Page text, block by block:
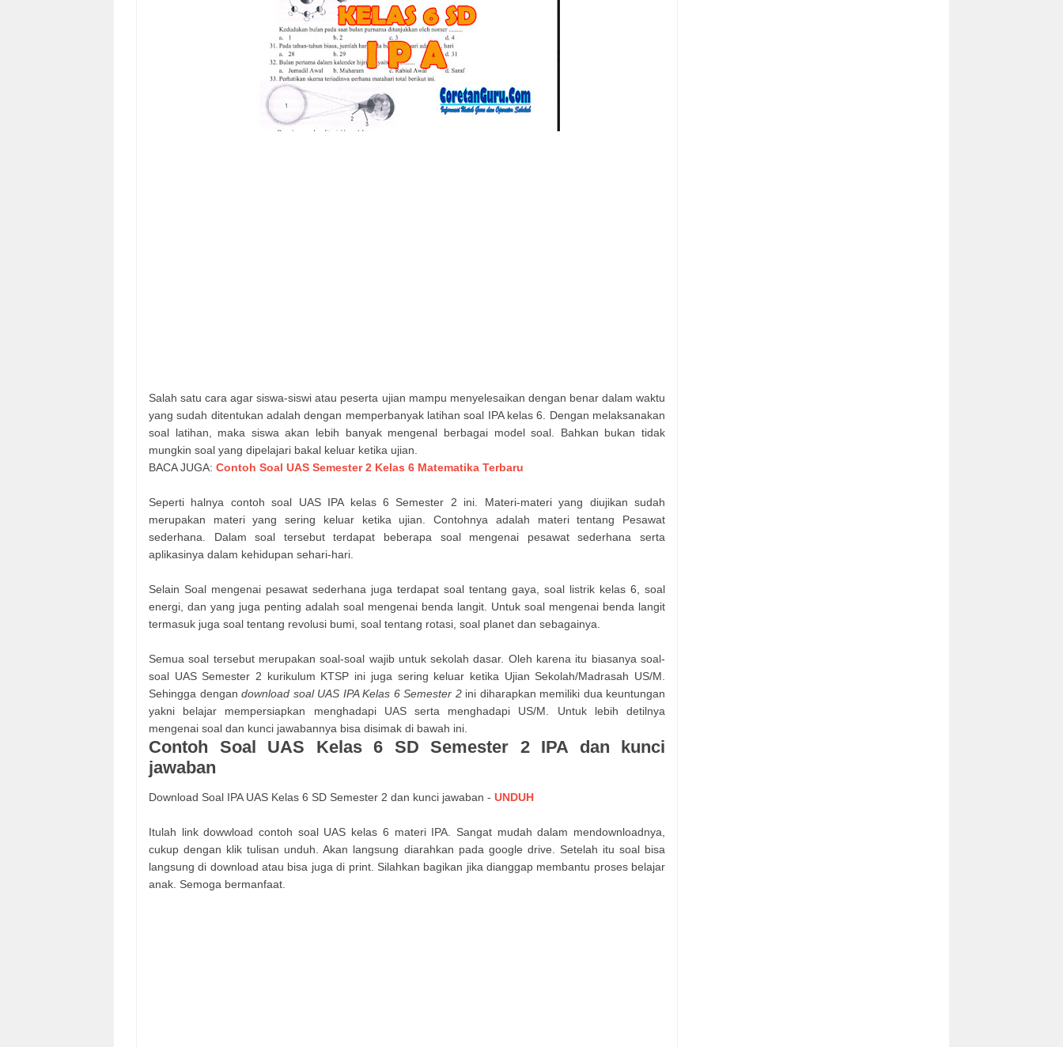
Salah satu cara agar siswa-siswi atau peserta ujian mampu menyelesaikan dengan benar dalam waktu
yang sudah ditentukan adalah dengan memperbanyak latihan soal IPA kelas 6. Dengan melaksanakan
soal latihan, maka siswa akan lebih banyak mengenal berbagai model soal. Bahkan bukan tidak
mungkin soal yang dipelajari bakal keluar ketika ujian.
BACA JUGA: Contoh Soal UAS Semester 2 Kelas 6 Matematika Terbaru
Seperti halnya contoh soal UAS IPA kelas 6 Semester 2 ini. Materi-materi yang diujikan sudah
merupakan materi yang sering keluar ketika ujian. Contohnya adalah materi tentang Pesawat
sederhana. Dalam soal tersebut terdapat beberapa soal mengenai pesawat sederhana serta
aplikasinya dalam kehidupan sehari-hari.
Selain Soal mengenai pesawat sederhana juga terdapat soal tentang gaya, soal listrik kelas 6, soal
energi, dan yang juga penting adalah soal mengenai benda langit. Untuk soal mengenai benda langit
termasuk juga soal tentang revolusi bumi, soal tentang rotasi, soal planet dan sebagainya.
Semua soal tersebut merupakan soal-soal wajib untuk sekolah dasar. Oleh karena itu biasanya soal-
soal UAS Semester 2 kurikulum KTSP ini juga sering keluar ketika Ujian Sekolah/Madrasah US/M.
Sehingga dengan download soal UAS IPA Kelas 6 Semester 2ini diharapkan memiliki dua keuntungan
yakni belajar mempersiapkan menghadapi UAS serta menghadapi US/M. Untuk lebih detilnya
mengenai soal dan kunci jawabannya bisa disimak di bawah ini.
Contoh Soal UAS Kelas 6 SD Semester 2 IPA dan kunci
jawaban
Download Soal IPA UAS Kelas 6 SD Semester 2 dan kunci jawaban - UNDUH
Itulah link dowwload contoh soal UAS kelas 6 materi IPA. Sangat mudah dalam mendownloadnya,
cukup dengan klik tulisan unduh. Akan langsung diarahkan pada google drive. Setelah itu soal bisa
langsung di download atau bisa juga di print. Silahkan bagikan jika dianggap membantu proses belajar
anak. Semoga bermanfaat.